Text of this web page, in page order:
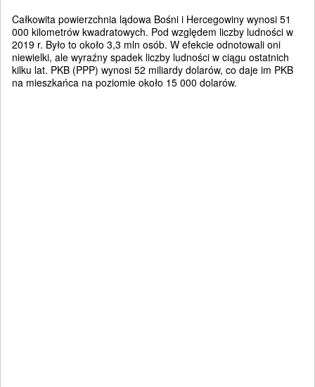
Całkowita powierzchnia lądowa Bośni i Hercegowiny wynosi 51
000 kilometrów kwadratowych. Pod względem liczby ludności w
2019 r. Było to około 3,3 mln osób. W efekcie odnotowali oni
niewielki, ale wyraźny spadek liczby ludności w ciągu ostatnich
kilku lat. PKB (PPP) wynosi 52 miliardy dolarów, co daje im PKB
na mieszkańca na poziomie około 15 000 dolarów.